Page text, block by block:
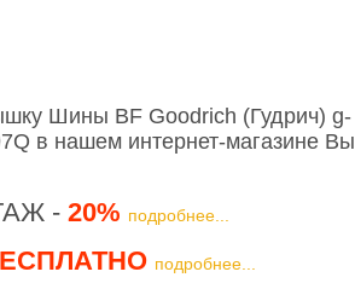
Шины BF Goodrich (Гудрич) g-
в нашем интернет-магазине Вы
- 20% подробнее...
подробнее...